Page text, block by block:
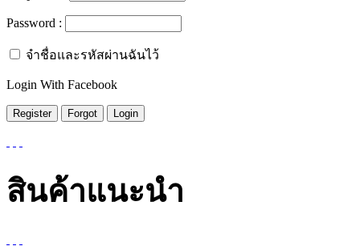
Password :
จำชื่อและรหัสผ่านฉันไว้
Login With Facebook
สินค้าแนะนำ